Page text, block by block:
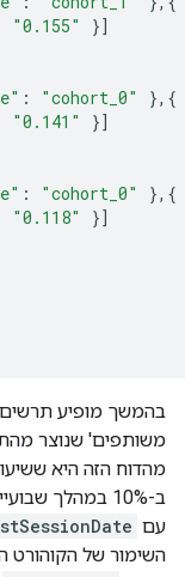
"0.155"
}]
: "cohort_0"
},{
"0.141"
}]
: "cohort_0"
},{
"0.118"
}]
בהמשך מופיע
משותפים' שנוצר
ב-10% במהלך
עם
השימור של הקוהורט